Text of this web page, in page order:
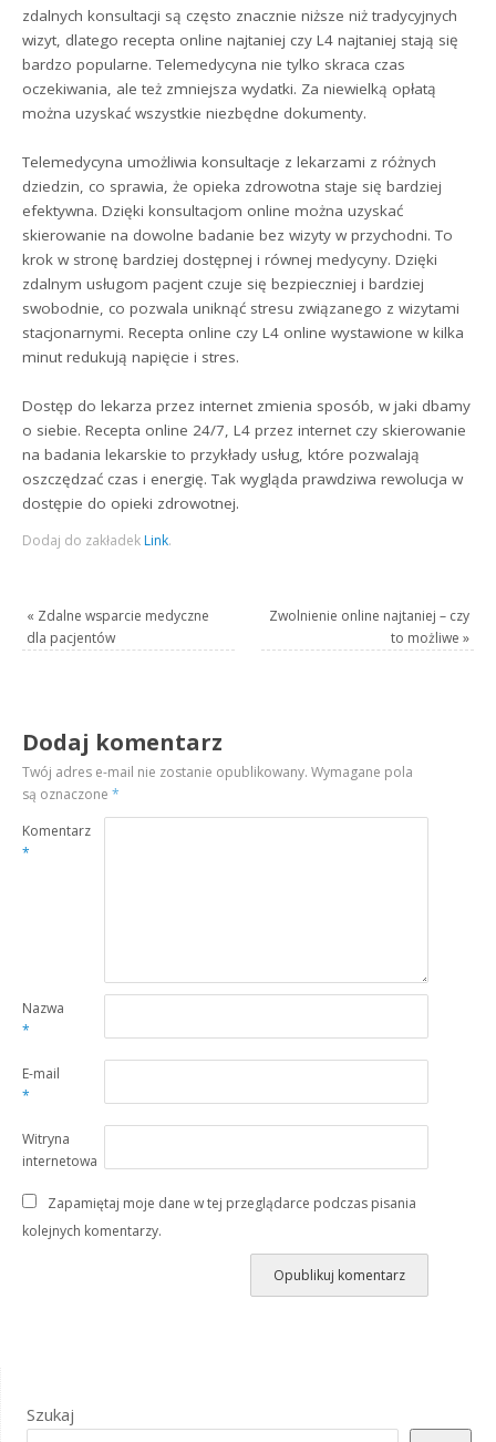
zdalnych konsultacji są często znacznie niższe niż tradycyjnych
wizyt, dlatego recepta online najtaniej czy L4 najtaniej stają się
bardzo popularne. Telemedycyna nie tylko skraca czas
oczekiwania, ale też zmniejsza wydatki. Za niewielką opłatą
można uzyskać wszystkie niezbędne dokumenty.
Telemedycyna umożliwia konsultacje z lekarzami z różnych
dziedzin, co sprawia, że opieka zdrowotna staje się bardziej
efektywna. Dzięki konsultacjom online można uzyskać
skierowanie na dowolne badanie bez wizyty w przychodni. To
krok w stronę bardziej dostępnej i równej medycyny. Dzięki
zdalnym usługom pacjent czuje się bezpieczniej i bardziej
swobodnie, co pozwala uniknąć stresu związanego z wizytami
stacjonarnymi. Recepta online czy L4 online wystawione w kilka
minut redukują napięcie i stres.
Dostęp do lekarza przez internet zmienia sposób, w jaki dbamy
o siebie. Recepta online 24/7, L4 przez internet czy skierowanie
na badania lekarskie to przykłady usług, które pozwalają
oszczędzać czas i energię. Tak wygląda prawdziwa rewolucja w
dostępie do opieki zdrowotnej.
Dodaj do zakładek Link.
« Zdalne wsparcie medyczne
dla pacjentów
Zwolnienie online najtaniej – czy
to możliwe »
Dodaj komentarz
Twój adres e-mail nie zostanie opublikowany. Wymagane pola
są oznaczone*
Komentarz
*
Nazwa
*
E-mail
*
Witryna
internetowa
Zapamiętaj moje dane w tej przeglądarce podczas pisania
kolejnych komentarzy.
Szukaj